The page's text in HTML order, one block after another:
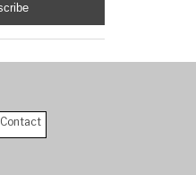
Contact